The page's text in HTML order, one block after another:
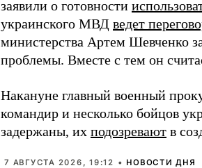
заявили о готовности
украинского МВД ведет
министерства Артем Шевченко
проблемы. Вместе с тем он
Накануне главный военный
командир и несколько бойцов
задержаны, их подозревают в
7 АВГУСТА 2026, 19:12 • НОВОСТИ ДНЯ